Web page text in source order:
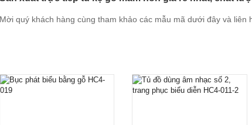
Mời quý khách hàng cùng tham khảo các mẫu mã dưới đây và liên